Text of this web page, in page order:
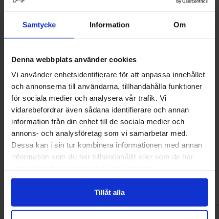
Samtycke Information Om
Denna webbplats använder cookies
Vi använder enhetsidentifierare för att anpassa innehållet
och annonserna till användarna, tillhandahålla funktioner
för sociala medier och analysera vår trafik. Vi
vidarebefordrar även sådana identifierare och annan
information från din enhet till de sociala medier och
annons- och analysföretag som vi samarbetar med.
Dessa kan i sin tur kombinera informationen med annan
information som du har tillhandahållit eller som de har
Tillåt alla
Haribo Peaches Melba 80g
16.91 kr
Haribo